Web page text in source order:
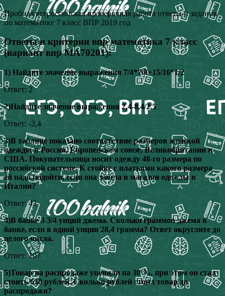
Пробная всероссийская проверочная работа ответы и задания
по математике 7 класс ВПР 2019 год
Ответы и критерии впр математика 7 класс
(вариант впр МА70201):
1) Найдите значение выражения 7/4*7/8+15/16*1/2
Ответ: 2
2)Найдите значение выражения 2,4-8,4/2,5
Ответ: -2,4
3)В таблице показано соответствие размеров женской
одежды в России, Европейском союзе, Великобритании и
США. Покупательница носит одежду 48-го размера по
российской системе. К стойке с платьями какого размера
ей надо подойти, если она зашла в магазин одежды в
Италии?
Ответ: 42
4)В банке 3 3/4 унций джема. Сколько граммов джема в
банке, если в одной унции 28,4 грамма? Ответ округлите до
целого числа.
Ответ: 107
5)Товар на распродаже уценили на 30 %, при этом он стал
стоить 630 рублей. Сколько рублей стоил товар до
распродажи?